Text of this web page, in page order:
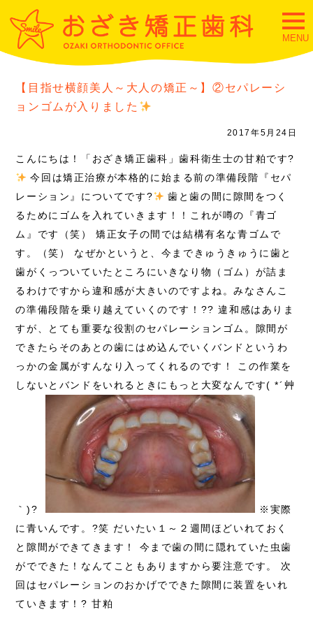
MENU
【目指せ横顔美人～大人の矯正～】②セパレーシ
ョンゴムが入りました
2017年5月24日
こんにちは！「おざき矯正歯科」歯科衛生士の甘粕です?
今回は矯正治療が本格的に始まる前の準備段階『セパ
レーション』についてです?
歯と歯の間に隙間をつく
るためにゴムを入れていきます！！これが噂の『青ゴ
ム』です（笑） 矯正女子の間では結構有名な青ゴムで
す。（笑） なぜかというと、今まできゅうきゅうに歯と
歯がくっついていたところにいきなり物（ゴム）が詰ま
るわけですから違和感が大きいのですよね。みなさんこ
の準備段階を乗り越えていくのです！?? 違和感はありま
すが、とても重要な役割のセパレーションゴム。隙間が
できたらそのあとの歯にはめ込んでいくバンドというわ
っかの金属がすんなり入ってくれるのです！ この作業を
しないとバンドをいれるときにもっと大変なんです( *´艸
｀)?
※実際
に青いんです。?笑 だいたい１～２週間ほどいれておく
と隙間ができてきます！ 今まで歯の間に隠れていた虫歯
がでできた！なんてこともありますから要注意です。 次
回はセパレーションのおかげでできた隙間に装置をいれ
ていきます！? 甘粕